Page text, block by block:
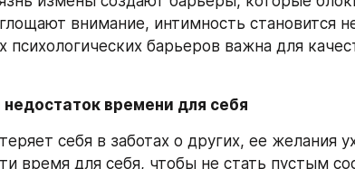
внимание, интимность становится
психологических барьеров важна для
недостаток времени для себя
себя в заботах о других, ее желания
время для себя, чтобы не стать пустым